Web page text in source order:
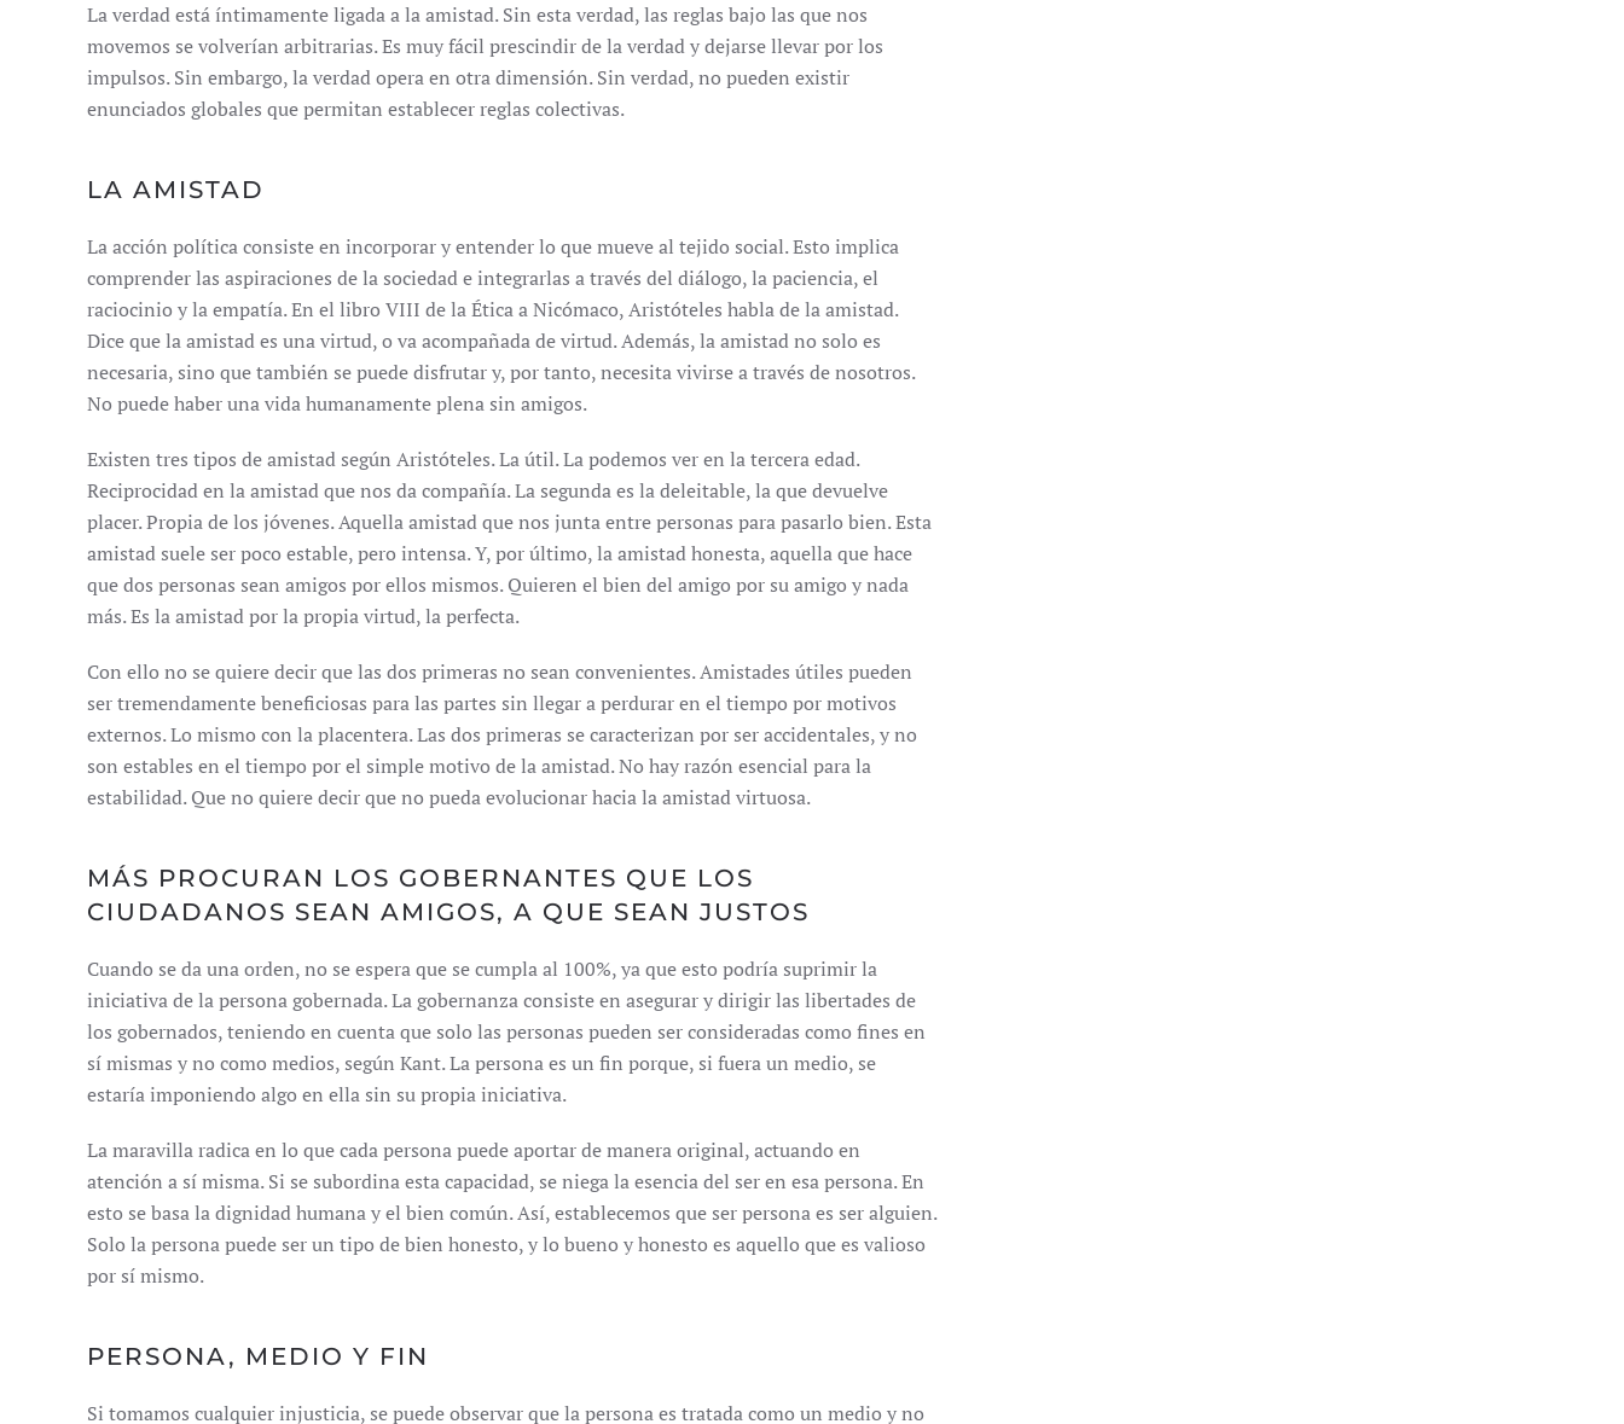
La verdad está íntimamente ligada a la amistad. Sin esta verdad, las reglas bajo las que nos
movemos se volverían arbitrarias. Es muy fácil prescindir de la verdad y dejarse llevar por los
impulsos. Sin embargo, la verdad opera en otra dimensión. Sin verdad, no pueden existir
enunciados globales que permitan establecer reglas colectivas.
LA AMISTAD
La acción política consiste en incorporar y entender lo que mueve al tejido social. Esto implica
comprender las aspiraciones de la sociedad e integrarlas a través del diálogo, la paciencia, el
raciocinio y la empatía. En el libro VIII de la Ética a Nicómaco, Aristóteles habla de la amistad.
Dice que la amistad es una virtud, o va acompañada de virtud. Además, la amistad no solo es
necesaria, sino que también se puede disfrutar y, por tanto, necesita vivirse a través de nosotros.
No puede haber una vida humanamente plena sin amigos.
Existen tres tipos de amistad según Aristóteles. La útil. La podemos ver en la tercera edad.
Reciprocidad en la amistad que nos da compañía. La segunda es la deleitable, la que devuelve
placer. Propia de los jóvenes. Aquella amistad que nos junta entre personas para pasarlo bien. Esta
amistad suele ser poco estable, pero intensa. Y, por último, la amistad honesta, aquella que hace
que dos personas sean amigos por ellos mismos. Quieren el bien del amigo por su amigo y nada
más. Es la amistad por la propia virtud, la perfecta.
Con ello no se quiere decir que las dos primeras no sean convenientes. Amistades útiles pueden
ser tremendamente beneficiosas para las partes sin llegar a perdurar en el tiempo por motivos
externos. Lo mismo con la placentera. Las dos primeras se caracterizan por ser accidentales, y no
son estables en el tiempo por el simple motivo de la amistad. No hay razón esencial para la
estabilidad. Que no quiere decir que no pueda evolucionar hacia la amistad virtuosa.
MÁS PROCURAN LOS GOBERNANTES QUE LOS
CIUDADANOS SEAN AMIGOS, A QUE SEAN JUSTOS
Cuando se da una orden, no se espera que se cumpla al 100%, ya que esto podría suprimir la
iniciativa de la persona gobernada. La gobernanza consiste en asegurar y dirigir las libertades de
los gobernados, teniendo en cuenta que solo las personas pueden ser consideradas como fines en
sí mismas y no como medios, según Kant. La persona es un fin porque, si fuera un medio, se
estaría imponiendo algo en ella sin su propia iniciativa.
La maravilla radica en lo que cada persona puede aportar de manera original, actuando en
atención a sí misma. Si se subordina esta capacidad, se niega la esencia del ser en esa persona. En
esto se basa la dignidad humana y el bien común. Así, establecemos que ser persona es ser alguien.
Solo la persona puede ser un tipo de bien honesto, y lo bueno y honesto es aquello que es valioso
por sí mismo.
PERSONA, MEDIO Y FIN
Si tomamos cualquier injusticia, se puede observar que la persona es tratada como un medio y no